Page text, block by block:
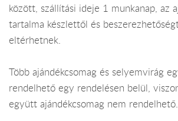
között, szállítási ideje 1 munkanap, az
tartalma készlettől és
eltérhetnek.
Több ajándékcsomag és selyemvirág
rendelhető egy rendelésen belül,
együtt ajándékcsomag nem rendelhető.